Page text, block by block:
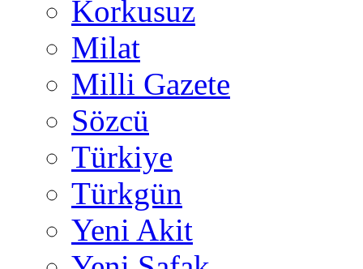
Korkusuz
Milat
Milli Gazete
Sözcü
Türkiye
Türkgün
Yeni Akit